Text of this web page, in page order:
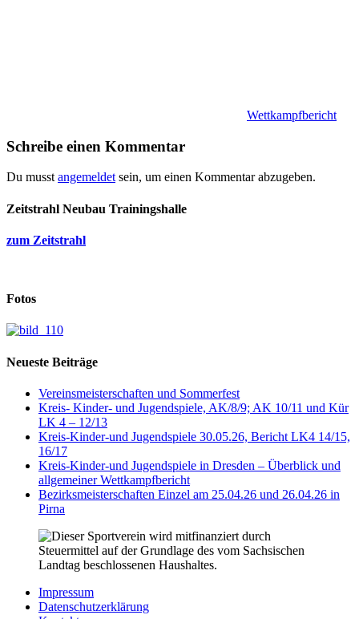
Wettkampfbericht
Schreibe einen Kommentar
Du musst angemeldet sein, um einen Kommentar abzugeben.
Zeitstrahl Neubau Trainingshalle
zum Zeitstrahl
Fotos
Neueste Beiträge
Vereinsmeisterschaften und Sommerfest
Kreis- Kinder- und Jugendspiele, AK/8/9; AK 10/11 und Kür
LK 4 – 12/13
Kreis-Kinder-und Jugendspiele 30.05.26, Bericht LK4 14/15,
16/17
Kreis-Kinder-und Jugendspiele in Dresden – Überblick und
allgemeiner Wettkampfbericht
Bezirksmeisterschaften Einzel am 25.04.26 und 26.04.26 in
Pirna
Impressum
Datenschutzerklärung